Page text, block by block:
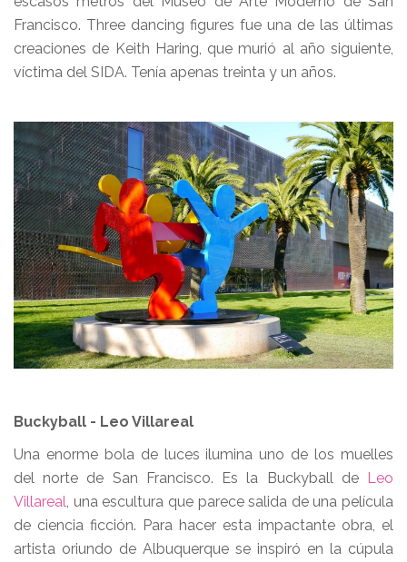
Francisco. Three dancing figures fue una de las últimas
creaciones de Keith Haring, que murió al año siguiente,
víctima del SIDA. Tenía apenas treinta y un años.
Buckyball - Leo Villareal
Una enorme bola de luces ilumina uno de los muelles
del norte de San Francisco. Es la Buckyball de Leo
Villareal , una escultura que parece salida de una película
de ciencia ficción. Para hacer esta impactante obra, el
artista oriundo de Albuquerque se inspiró en la cúpula